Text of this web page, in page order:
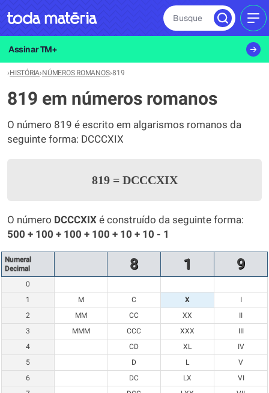
Busque
Assinar TM+
›HISTÓRIA›NÚMEROS ROMANOS›819
819 em números romanos
O número 819 é escrito em algarismos romanos da
seguinte forma: DCCCXIX
819 =DCCCXIX
O número DCCCXIX é construído da seguinte forma:
500 + 100 + 100 + 100 + 10 + 10 - 1
Numeral
Decimal
8 1 9
0
1
M C X
I
2
MM CC XX
II
3
MMM CCC XXX
III
4
CD XL
IV
5
D L
V
6
DC LX
VI